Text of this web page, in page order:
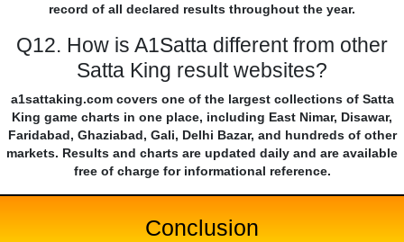
record of all declared results throughout the year.
Q12. How is A1Satta different from other
Satta King result websites?
a1sattaking.com covers one of the largest collections of Satta
King game charts in one place, including East Nimar, Disawar,
Faridabad, Ghaziabad, Gali, Delhi Bazar, and hundreds of other
markets. Results and charts are updated daily and are available
free of charge for informational reference.
Conclusion